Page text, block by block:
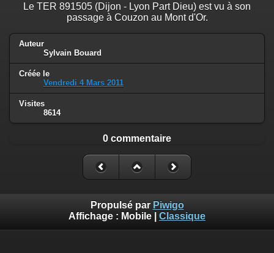
Le TER 891505 (Dijon - Lyon Part Dieu) est vu à son
passage à Couzon au Mont d'Or.
Auteur
Sylvain Bouard
Créée le
Vendredi 4 Mars 2011
Visites
8614
0 commentaire
Propulsé par Piwigo
Affichage : Mobile Classique